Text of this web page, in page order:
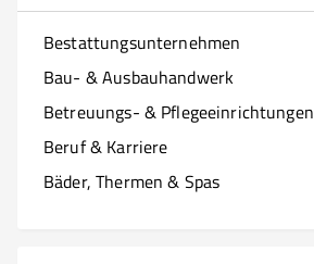
Bestattungsunternehmen
Bau- & Ausbauhandwerk
Betreuungs- & Pflegeeinrichtungen
Beruf & Karriere
Bäder, Thermen & Spas